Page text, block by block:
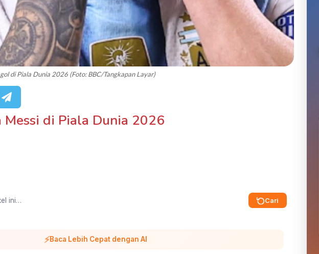
di Piala Dunia 2026 (Foto: BBC/Tangkapan Layar)
Messi di Piala Dunia 2026
Cari
⚡Baca Lebih Cepat dengan AI